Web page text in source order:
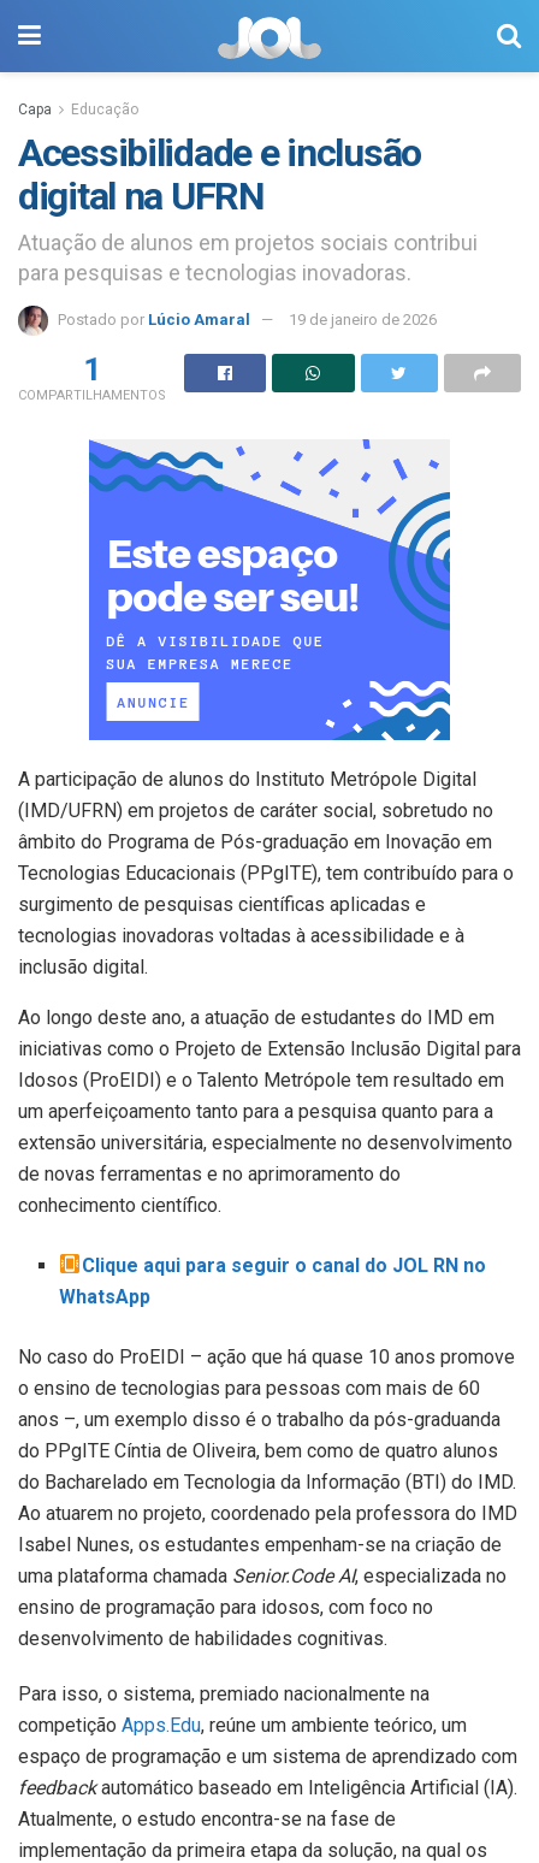
Capa Educação
Acessibilidade e inclusão
digital na UFRN
Atuação de alunos em projetos sociais contribui
para pesquisas e tecnologias inovadoras.
Postado por Lúcio Amaral 19 de janeiro de 2026
1
COMPARTILHAMENTOS
A participação de alunos do Instituto Metrópole Digital
(IMD/UFRN) em projetos de caráter social, sobretudo no
âmbito do Programa de Pós-graduação em Inovação em
Tecnologias Educacionais (PPgITE), tem contribuído para o
surgimento de pesquisas científicas aplicadas e
tecnologias inovadoras voltadas à acessibilidade e à
inclusão digital.
Ao longo deste ano, a atuação de estudantes do IMD em
iniciativas como o Projeto de Extensão Inclusão Digital para
Idosos (ProEIDI) e o Talento Metrópole tem resultado em
um aperfeiçoamento tanto para a pesquisa quanto para a
extensão universitária, especialmente no desenvolvimento
de novas ferramentas e no aprimoramento do
conhecimento científico.
Clique aqui para seguir o canal do JOL RN no
WhatsApp
No caso do ProEIDI – ação que há quase 10 anos promove
o ensino de tecnologias para pessoas com mais de 60
anos –, um exemplo disso é o trabalho da pós-graduanda
do PPgITE Cíntia de Oliveira, bem como de quatro alunos
do Bacharelado em Tecnologia da Informação (BTI) do IMD.
Ao atuarem no projeto, coordenado pela professora do IMD
Isabel Nunes, os estudantes empenham-se na criação de
uma plataforma chamada Senior.Code AI, especializada no
ensino de programação para idosos, com foco no
desenvolvimento de habilidades cognitivas.
Para isso, o sistema, premiado nacionalmente na
competição Apps.Edu, reúne um ambiente teórico, um
espaço de programação e um sistema de aprendizado com
feedbackautomático baseado em Inteligência Artificial (IA).
Atualmente, o estudo encontra-se na fase de
implementação da primeira etapa da solução, na qual os